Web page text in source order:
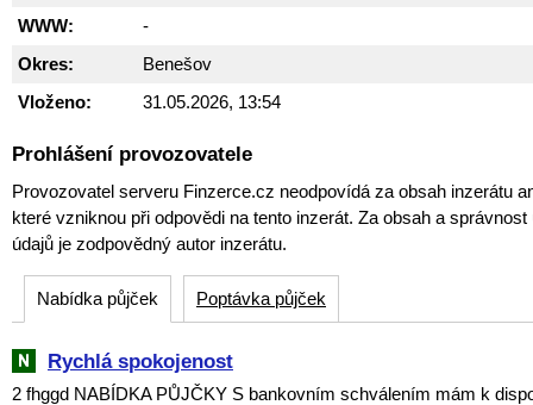
WWW:
-
Okres:
Benešov
Vloženo:
31.05.2026, 13:54
Prohlášení provozovatele
Provozovatel serveru Finzerce.cz neodpovídá za obsah inzerátu
které vzniknou při odpovědi na tento inzerát. Za obsah a
údajů je zodpovědný autor inzerátu.
Nabídka půjček Poptávka půjček
Rychlá spokojenost
2 fhggd NABÍDKA PŮJČKY S bankovním schválením mám k